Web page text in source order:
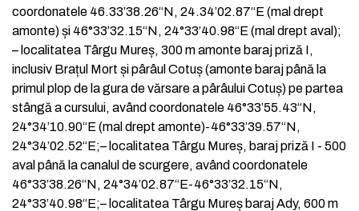
coordonatele 46.33’38.26“N, 24.34’02.87“E (mal drept
amonte) și 46°33’32.15“N, 24°33’40.98“E (mal drept aval);
– localitatea Târgu Mureș, 300 m amonte baraj priză I,
inclusiv Brațul Mort și pârâul Cotuș (amonte baraj până la
primul plop de la gura de vărsare a pârâului Cotuș) pe partea
stângă a cursului, având coordonatele 46°33’55.43“N,
24°34’10.90“E (mal drept amonte)-46°33’39.57“N,
24°34’02.52“E;– localitatea Târgu Mureș, baraj priză I - 500
aval până la canalul de scurgere, având coordonatele
46°33’38.26“N, 24°34’02.87“E-46°33’32.15“N,
24°33’40.98“E;– localitatea Târgu Mureș baraj Ady, 600 m